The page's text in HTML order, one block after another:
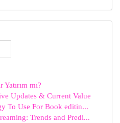
mı?
Updates & Current Value
To Use For Book editin...
Trends and Predi...